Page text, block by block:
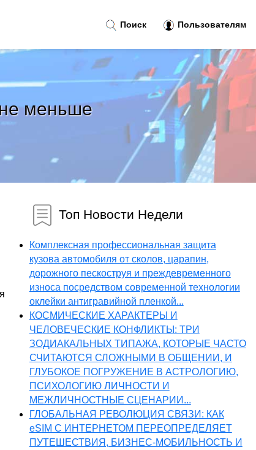
меньше
Топ Новости Недели
Комплексная профессиональная защита
кузова автомобиля от сколов, царапин,
дорожного пескоструя и преждевременного
износа посредством современной технологии
оклейки антигравийной пленкой...
КОСМИЧЕСКИЕ ХАРАКТЕРЫ И
ЧЕЛОВЕЧЕСКИЕ КОНФЛИКТЫ: ТРИ
ЗОДИАКАЛЬНЫХ ТИПАЖА, КОТОРЫЕ ЧАСТО
СЧИТАЮТСЯ СЛОЖНЫМИ В ОБЩЕНИИ, И
ГЛУБОКОЕ ПОГРУЖЕНИЕ В АСТРОЛОГИЮ,
ПСИХОЛОГИЮ ЛИЧНОСТИ И
МЕЖЛИЧНОСТНЫЕ СЦЕНАРИИ...
ГЛОБАЛЬНАЯ РЕВОЛЮЦИЯ СВЯЗИ: КАК
eSIM С ИНТЕРНЕТОМ ПЕРЕОПРЕДЕЛЯЕТ
ПУТЕШЕСТВИЯ, БИЗНЕС-МОБИЛЬНОСТЬ И
Поиск Пользователям